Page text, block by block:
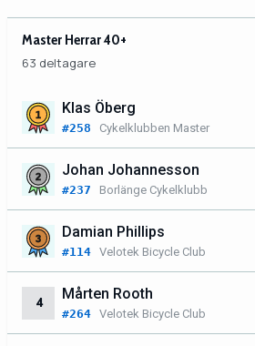
Master Herrar 40+
63 deltagare
Klas Öberg
#258 Cykelklubben Master
Johan Johannesson
#237 Borlänge Cykelklubb
Damian Phillips
#114 Velotek Bicycle Club
4
Mårten Rooth
#264 Velotek Bicycle Club